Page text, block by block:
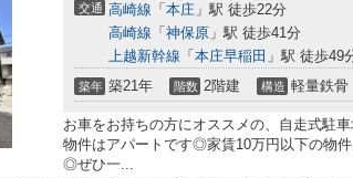
交通 高崎線 「 本庄 」駅 徒歩22分
高崎線 「 神保原 」駅 徒歩41分
上越新幹線 「 本庄早稲田 」駅 徒歩49
築年 築21年 階数 2階建 構造 軽量鉄骨
お車をお持ちの方にオススメの、自走式駐
物件はアパートです◎家賃10万円以下の物
◎ぜひ一...